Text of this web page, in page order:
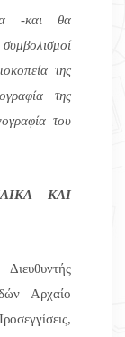
-και θα
της
της
του
ΚΑΙ
Αρχαίο